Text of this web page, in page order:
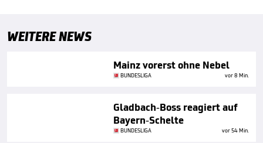
WEITERE NEWS
Mainz vorerst ohne Nebel
BUNDESLIGA vor 8 Min.
Gladbach-Boss reagiert auf
Bayern-Schelte
BUNDESLIGA vor 54 Min.